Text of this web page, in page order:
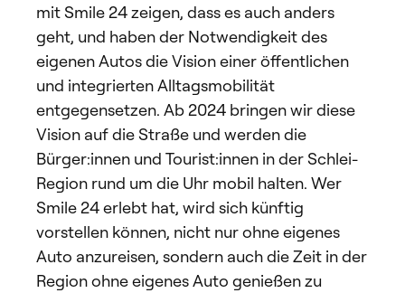
mit Smile 24 zeigen, dass es auch anders
geht, und haben der Notwendigkeit des
eigenen Autos die Vision einer öffentlichen
und integrierten Alltagsmobilität
entgegensetzen. Ab 2024 bringen wir diese
Vision auf die Straße und werden die
Bürger:innen und Tourist:innen in der Schlei-
Region rund um die Uhr mobil halten. Wer
Smile 24 erlebt hat, wird sich künftig
vorstellen können, nicht nur ohne eigenes
Auto anzureisen, sondern auch die Zeit in der
Region ohne eigenes Auto genießen zu